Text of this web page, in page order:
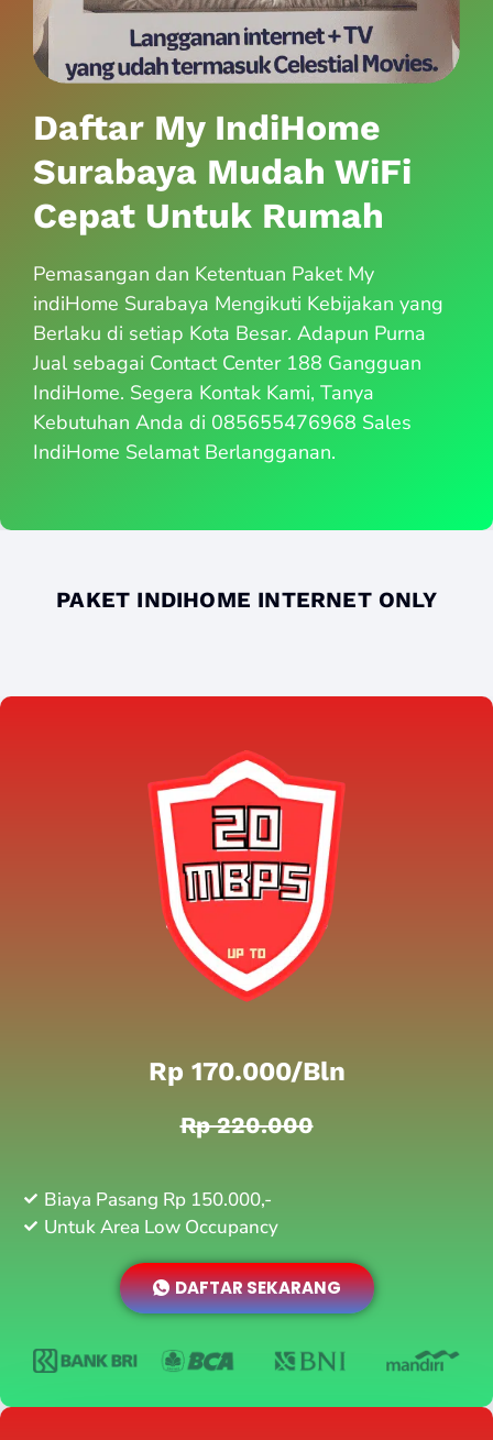
Daftar My IndiHome
Surabaya Mudah WiFi
Cepat Untuk Rumah
Pemasangan dan Ketentuan Paket My
indiHome Surabaya Mengikuti Kebijakan yang
Berlaku di setiap Kota Besar. Adapun Purna
Jual sebagai Contact Center 188 Gangguan
IndiHome. Segera Kontak Kami, Tanya
Kebutuhan Anda di 085655476968 Sales
IndiHome Selamat Berlangganan.
PAKET INDIHOME INTERNET ONLY
Rp 170.000/bln
Rp 220.000
Biaya Pasang Rp 150.000,-
Untuk Area Low Occupancy
DAFTAR SEKARANG